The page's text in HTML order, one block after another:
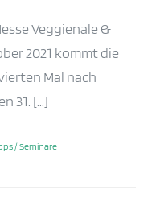
Veggienale &
2021 kommt die
Mal nach
31. [...]
/ Seminare